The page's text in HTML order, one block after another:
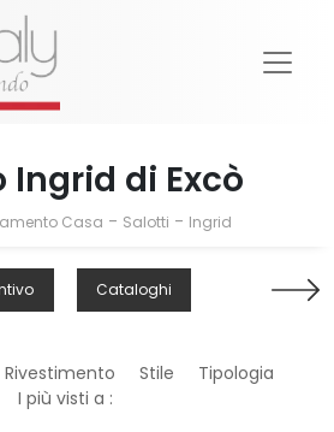
Ingrid di Excò
Casa - Salotti - Ingrid
Cataloghi
Rivestimento Stile
Tipologia
I più visti a :